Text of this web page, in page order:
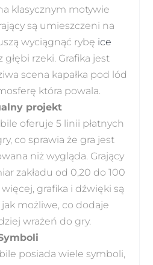
klasycznym motywie
są umieszczeni na
wyciągnąć rybę ice
głębi rzeki. Grafika jest
scena kapałka pod lód
która powala.
projekt
oferuje 5 linii płatnych
co sprawia że gra jest
niż wygląda. Grający
zakładu od 0,20 do 100
więcej, grafika i dźwięki są
możliwe, co dodaje
wrażeń do gry.
posiada wiele symboli,